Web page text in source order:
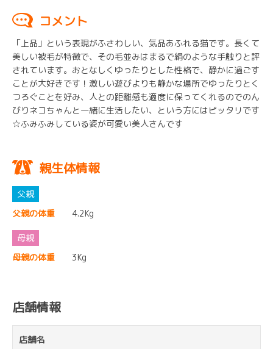
コメント
「上品」という表現がふさわしい、気品あふれる猫です。長くて
美しい被毛が特徴で、その毛並みはまるで絹のような手触りと評
されています。おとなしくゆったりとした性格で、静かに過ごす
ことが大好きです！激しい遊びよりも静かな場所でゆったりとく
つろぐことを好み、人との距離感も適度に保ってくれるのでのん
びりネコちゃんと一緒に生活したい、という方にはピッタリです
☆ふみふみしている姿が可愛い美人さんです
親生体情報
父親の体重 4.2Kg
母親の体重 3Kg
店舗情報
店舗名